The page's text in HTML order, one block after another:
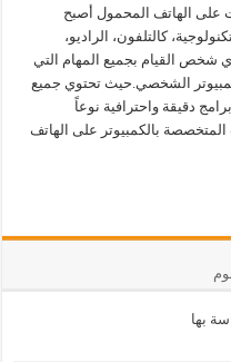
على الهاتف المحمول أصبح
كالتلفون، الراديو،
شخص القيام بجميع المهام التي
الشخصي.حيث تحتوي جميع
دقيقة واحترافية نوعاً
بالكمبيوتر على الهاتف
بها